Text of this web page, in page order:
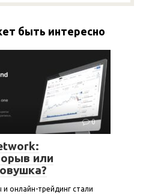
быть интересно
0
или
онлайн-трейдинг стали